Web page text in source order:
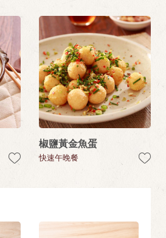
椒鹽黃金魚蛋
快速午晚餐